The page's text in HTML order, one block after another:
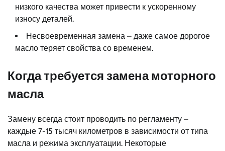
низкого качества может привести к ускоренному
износу деталей.
Несвоевременная замена – даже самое дорогое
масло теряет свойства со временем.
Когда требуется замена моторного
масла
Замену всегда стоит проводить по регламенту –
каждые 7-15 тысяч километров в зависимости от типа
масла и режима эксплуатации. Некоторые